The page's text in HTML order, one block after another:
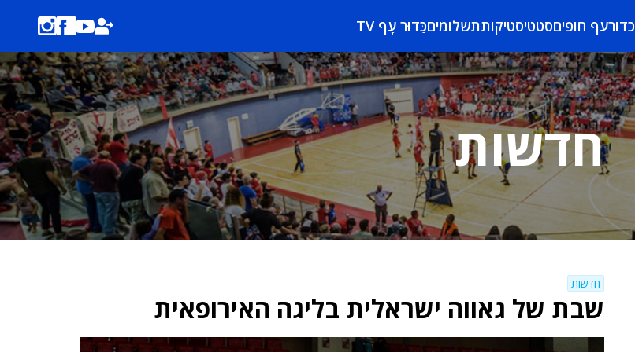
כדורעף חופיםסטטיסטיקותתשלומיםכַּדוּר עָף TV
חדשות
חדשות
שבת של גאווה ישראלית בליגה האירופאית